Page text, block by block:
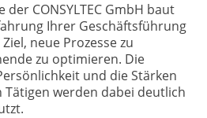
CONSYLTEC GmbH baut
Ihrer Geschäftsführung
neue Prozesse zu
zu optimieren. Die
und die Stärken
werden dabei deutlich